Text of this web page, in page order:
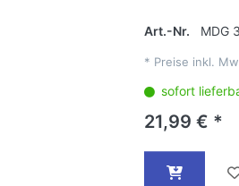
Art.-Nr. MDG
* Preise inkl.
sofort
21,99 € *